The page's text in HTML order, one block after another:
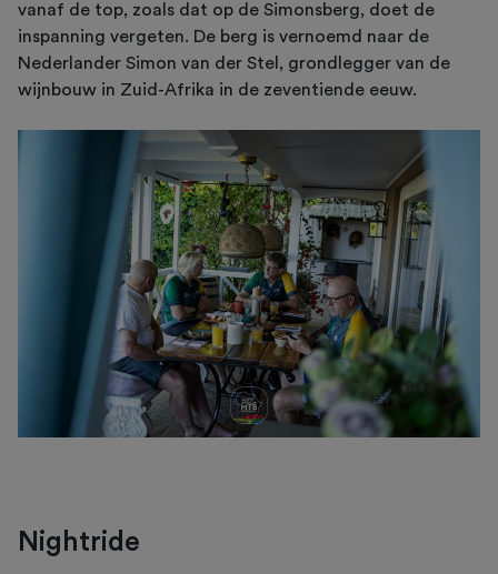
vanaf de top, zoals dat op de Simonsberg, doet de
inspanning vergeten. De berg is vernoemd naar de
Nederlander Simon van der Stel, grondlegger van de
wijnbouw in Zuid-Afrika in de zeventiende eeuw.
Nightride